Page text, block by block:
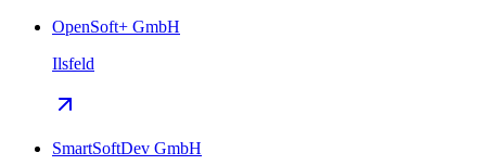
OpenSoft+ GmbH
Ilsfeld
SmartSoftDev GmbH